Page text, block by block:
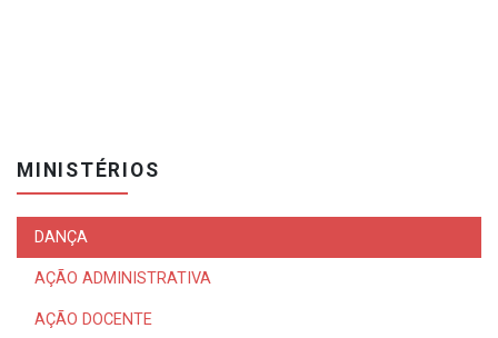
MINISTÉRIOS
DANÇA
AÇÃO ADMINISTRATIVA
AÇÃO DOCENTE